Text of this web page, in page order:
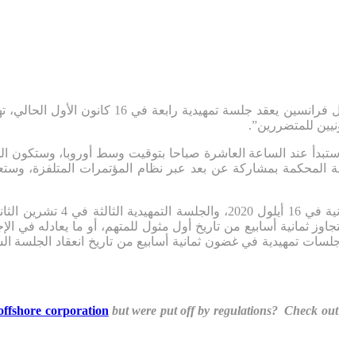
علنت المحكمة الخاصة بلبنان في بيان، أن “قاضي الإجراءات التمهيدية
للمتضررين”.
عند الساعة العاشرة صباحا بتوقيت وسط أوروبا، وستكون
بمشاركة عن بعد عبر نظام المؤتمرات المتلفزة،
ثمانية أسابيع من تاريخ أول مثول للمتهم، أو ما يعادله في
تمهيدية في غضون ثمانية أسابيع من تاريخ انعقاد الجلسة
corporation but were put off by regulations? Check